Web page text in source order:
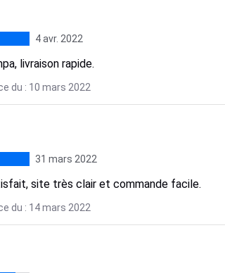
4 avr. 2022
livraison rapide.
du : 10 mars 2022
31 mars 2022
site très clair et commande facile.
du : 14 mars 2022